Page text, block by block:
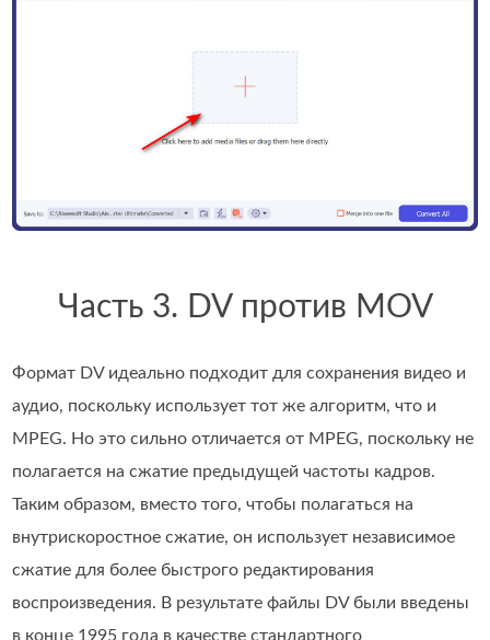
Часть 3. DV против MOV
Формат DV идеально подходит для сохранения видео и
аудио, поскольку использует тот же алгоритм, что и
MPEG. Но это сильно отличается от MPEG, поскольку не
полагается на сжатие предыдущей частоты кадров.
Таким образом, вместо того, чтобы полагаться на
внутрискоростное сжатие, он использует независимое
сжатие для более быстрого редактирования
воспроизведения. В результате файлы DV были введены
в конце 1995 года в качестве стандартного